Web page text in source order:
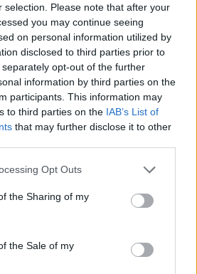
selection. Please note that after your
you may continue seeing
on personal information utilized by
disclosed to third parties prior to
opt-out of the further
information by third parties on the
participants. This information may
to third parties on the IAB’s List of
that may further disclose it to other
Opt Outs
the Sharing of my
the Sale of my
από παντού στη Novibet με το
App
σχολιάσετε